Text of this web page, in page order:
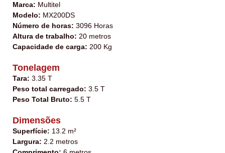
Marca: Multitel
Modelo: MX200DS
Número de horas: 3096 Horas
Altura de trabalho: 20 metros
Capacidade de carga: 200 Kg
Tonelagem
Tara: 3.35 T
Peso total carregado: 3.5 T
Peso Total Bruto: 5.5 T
Dimensões
Superfície: 13.2 m²
Largura: 2.2 metros